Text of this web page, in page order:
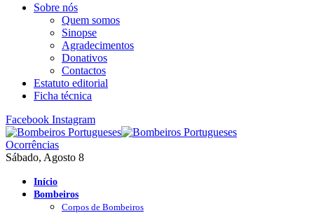
Sobre nós
Quem somos
Sinopse
Agradecimentos
Donativos
Contactos
Estatuto editorial
Ficha técnica
Facebook Instagram
Ocorrências
Sábado, Agosto 8
Início
Bombeiros
Corpos de Bombeiros